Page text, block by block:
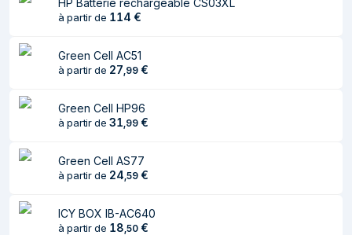
Caractéristiques
Batterie
marque
Pays d'origine Chine
Batterie
HP Batterie rechargeable CS03XL
à partir de 114 €
Green Cell AC51
à partir de 27 99 €
Green Cell HP96
à partir de 31 99 €
Green Cell AS77
à partir de 24 59 €
ICY BOX IB-AC640
à partir de 18 50 €